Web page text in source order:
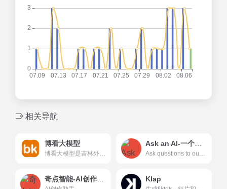
相关导航
博看大模型
博看大模型是吉林外国语大学推出的一款多功能图书馆服务Al，它通过智能对话和信息检索功能，为用户提供了一个方便快捷的图书馆信息获取渠道。
Ask an AI-一个人工智能驱动的问答平台
Ask questions to our highly advanced artificial intelligence (AI) and get quick and accurate answers. Whether you have a simple question or a more complex request, askan.ai is here to help.
奇点智能-AI创作助手 Klap